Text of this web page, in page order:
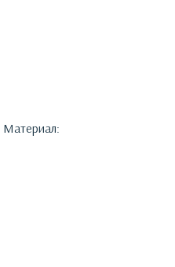
Материал: